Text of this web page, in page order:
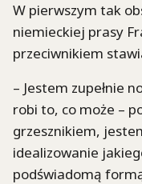
W pierwszym tak
niemieckiej prasy
przeciwnikiem
– Jestem zupełnie
robi to, co może –
grzesznikiem,
idealizowanie
podświadomą